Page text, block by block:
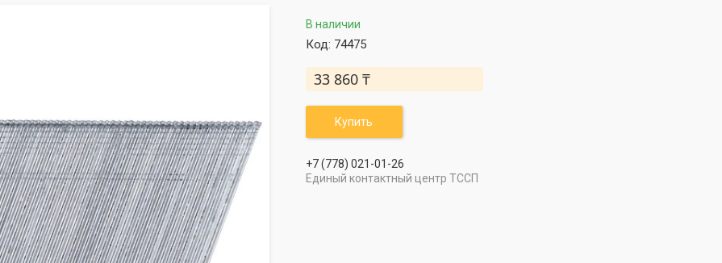
В наличии
Код: 74475
33 860 ₸
Купить
+7 (778) 021-01-26
Единый контактный центр ТССП